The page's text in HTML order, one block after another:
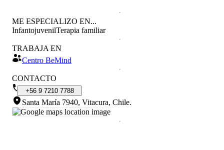
ME ESPECIALIZO EN...
InfantojuvenilTerapia familiar
TRABAJA EN
Centro BeMind
CONTACTO
+56 9 7210 7788
Santa María 7940, Vitacura, Chile.